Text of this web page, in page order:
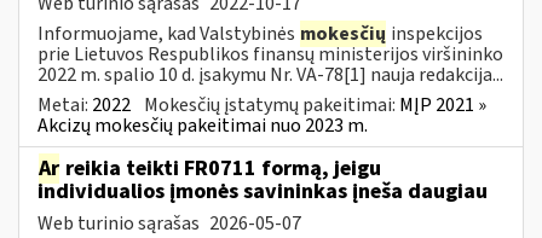
Informuojame, kad Valstybinės mokesčių inspekcijos
prie Lietuvos Respublikos finansų ministerijos viršininko
2022 m. spalio 10 d. įsakymu Nr. VA-78[1] nauja redakcija...
Metai: 2022 Mokesčių įstatymų pakeitimai: MĮP 2021 »
Akcizų mokesčių pakeitimai nuo 2023 m.
Ar reikia teikti FR0711 formą, jeigu
individualios įmonės savininkas įneša daugiau
Web turinio sąrašas 2026-05-07